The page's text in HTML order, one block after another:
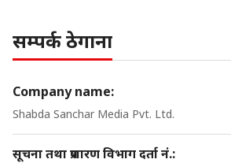
सम्पर्क ठेगाना
Company name:
Shabda Sanchar Media Pvt. Ltd.
सूचना तथा प्रशारण विभाग दर्ता नं.: